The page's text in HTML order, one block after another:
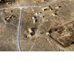
朱志彬出面接受陳
新聞稿回應，表